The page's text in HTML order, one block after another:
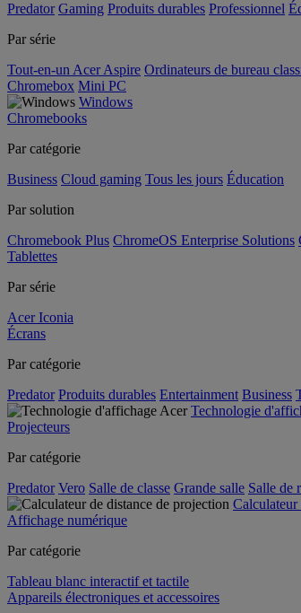
Predator Gaming Produits durables Professionnel
Par série
Tout-en-un Acer Aspire Ordinateurs de bureau
Chromebox Mini PC
Windows
Chromebooks
Par catégorie
Business Cloud gaming Tous les jours Éducation
Par solution
Chromebook Plus ChromeOS Enterprise Solutions
Tablettes
Par série
Acer Iconia
Écrans
Par catégorie
Predator Produits durables Entertainment Business
Technologie
Projecteurs
Par catégorie
Predator Vero Salle de classe Grande salle Salle de
Calculateur
Affichage numérique
Par catégorie
Tableau blanc interactif et tactile
Appareils électroniques et accessoires